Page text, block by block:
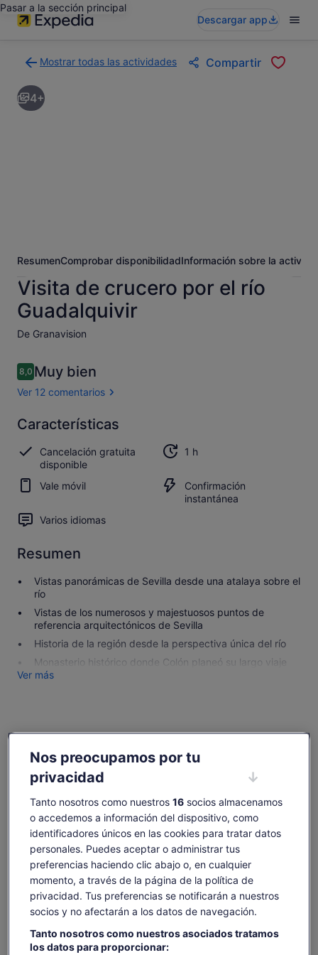
Pasar a la sección principal
Descargar app
Mostrar todas las actividades
a
la
página
Compartir
4+
ResumenComprobar disponibilidadInformación sobre la
Visita de crucero por el río
Guadalquivir
De Granavision
Comentarios
8,08,0 de 10
Muy bien
Ver 12 comentarios
8.0Muy
Abrir los
12 comentarios
Características
Cancelación gratuita
disponible
1 h
Vale móvil
Confirmación
instantánea
Varios idiomas
Resumen
Vistas panorámicas de Sevilla desde una atalaya sobre el
río
Vistas de los numerosos y majestuosos puntos de
referencia arquitectónicos de Sevilla
Historia de la región desde la perspectiva única del río
Monasterio histórico donde Colón planeó su largo viaje
Ver más
Comprobar disponibilidad
Cambiar fechas
Cambiar
fechas
- 19 € 19 € 19 €
El
precio
de
19 €
por
adulto
19 €
incluye tasas e impuestos
Ver entradas
Es posible que el contenido de esta página se haya
traducido automáticamente.
Ver texto original (inglés)
Opinar sobre esta traducciónSe
abre
en
pestaña
Qué incluye y qué no
Crucero por el río Guadalquivir
Nos preocupamos por tu
privacidad
Tanto nosotros como nuestros 16socios almacenamos
o accedemos a información del dispositivo, como
identificadores únicos en las cookies para tratar datos
personales. Puedes aceptar o administrar tus
preferencias haciendo clic abajo o, en cualquier
momento, a través de la página de la política de
privacidad. Tus preferencias se notificarán a nuestros
socios y no afectarán a los datos de navegación.
Tanto nosotros como nuestros asociados tratamos
los datos para proporcionar: